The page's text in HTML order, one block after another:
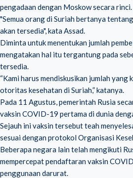
pengadaan dengan Moskow secara rinci.
"Semua orang di Suriah bertanya
akan tersedia", kata Assad.
Diminta untuk menentukan jumlah
mengatakan hal itu tergantung pada
tersedia.
“Kami harus mendiskusikan jumlah yang
otoritas kesehatan di Suriah,” katanya.
Pada 11 Agustus, pemerintah Rusia
vaksin COVID-19 pertama di dunia
Sejauh ini vaksin tersebut teah
sesuai dengan protokol Organisasi
Beberapa negara lain telah mengikuti
mempercepat pendaftaran vaksin
penggunaan darurat.